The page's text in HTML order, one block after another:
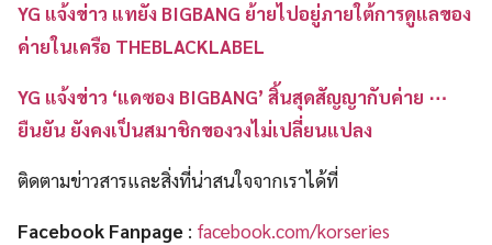
YG แจ้งข่าว แทยัง BIGBANG ย้ายไปอยู่ภายใต้การดูแลของ
ค่ายในเครือ THEBLACKLABEL
YG แจ้งข่าว ‘แดซอง BIGBANG’ สิ้นสุดสัญญากับค่าย ⋯
ยืนยัน ยังคงเป็นสมาชิกของวงไม่เปลี่ยนแปลง
ติดตามข่าวสารและสิ่งที่น่าสนใจจากเราได้ที่
Facebook Fanpage : facebook.com/korseries